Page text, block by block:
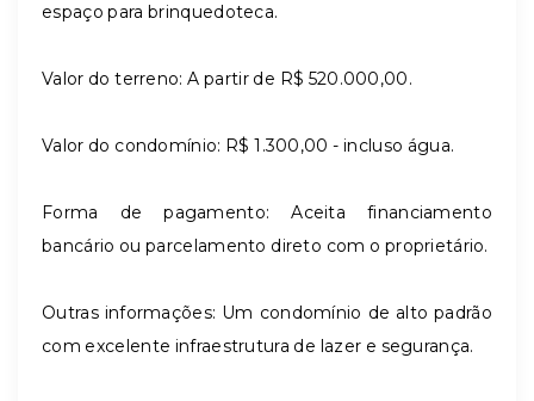
espaço para brinquedoteca.
Valor do terreno: A partir de R$ 520.000,00.
Valor do condomínio: R$ 1.300,00 - incluso água.
Forma de pagamento: Aceita financiamento
bancário ou parcelamento direto com o proprietário.
Outras informações: Um condomínio de alto padrão
com excelente infraestrutura de lazer e segurança.